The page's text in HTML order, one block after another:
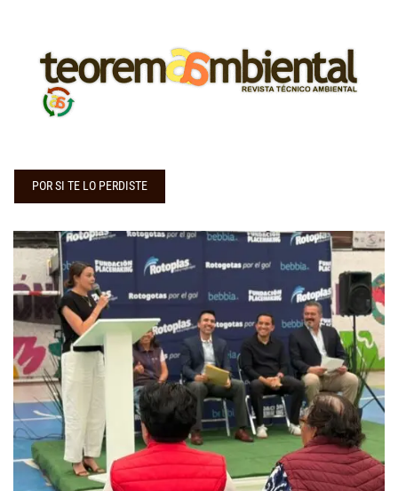
POR SI TE LO PERDISTE